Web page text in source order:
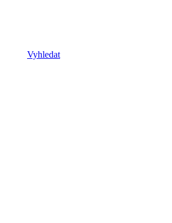
Vyhledat